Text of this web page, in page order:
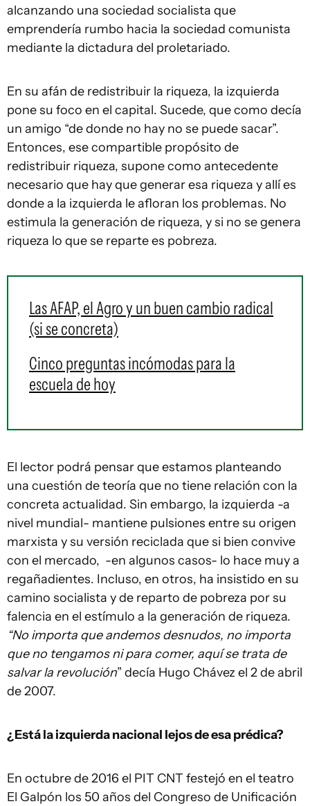
alcanzando una sociedad socialista que
emprendería rumbo hacia la sociedad comunista
mediante la dictadura del proletariado.
En su afán de redistribuir la riqueza, la izquierda
pone su foco en el capital. Sucede, que como decía
un amigo “de donde no hay no se puede sacar”.
Entonces, ese compartible propósito de
redistribuir riqueza, supone como antecedente
necesario que hay que generar esa riqueza y allí es
donde a la izquierda le afloran los problemas. No
estimula la generación de riqueza, y si no se genera
riqueza lo que se reparte es pobreza.
Las AFAP, el Agro y un buen cambio radical
(si se concreta)
Cinco preguntas incómodas para la
escuela de hoy
El lector podrá pensar que estamos planteando
una cuestión de teoría que no tiene relación con la
concreta actualidad. Sin embargo, la izquierda -a
nivel mundial- mantiene pulsiones entre su origen
marxista y su versión reciclada que si bien convive
con el mercado, -en algunos casos- lo hace muy a
regañadientes. Incluso, en otros, ha insistido en su
camino socialista y de reparto de pobreza por su
falencia en el estímulo a la generación de riqueza.
“No importa que andemos desnudos, no importa
que no tengamos ni para comer, aquí se trata de
salvar la revolución” decía Hugo Chávez el 2 de abril
de 2007.
¿Está la izquierda nacional lejos de esa prédica?
En octubre de 2016 el PIT CNT festejó en el teatro
El Galpón los 50 años del Congreso de Unificación